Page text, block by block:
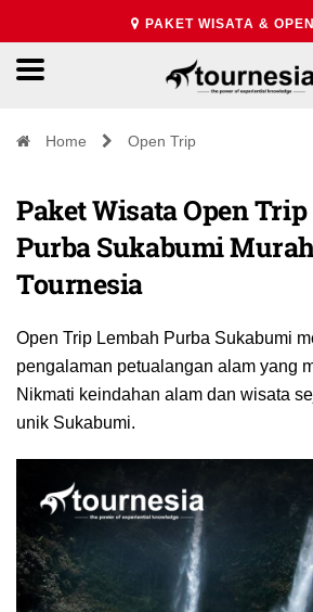
PAKET WISATA &
Home Open Trip
Paket Wisata Open
Purba Sukabumi
Tournesia
Open Trip Lembah Purba Sukabumi
pengalaman petualangan alam yang
Nikmati keindahan alam dan wisata
unik Sukabumi.